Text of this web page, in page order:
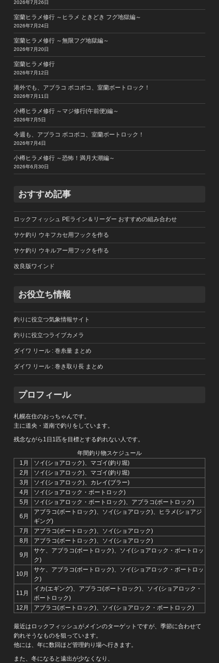
2026年7月26日
室蘭ヒラメ修行 ～ヒラメ ときどき フグ地獄編～
2026年7月24日
室蘭ヒラメ修行 ～無限フグ地獄編～
2026年7月20日
室蘭ヒラメ修行
2026年7月12日
港外でも、アブラコ ボコボコ、室蘭ボートロック！
2026年7月11日
小樽ヒラメ修行 ～マジ修行(午前便)編～
2026年7月5日
今週も、アブラコ ボコボコ、室蘭ボートロック！
2026年7月4日
小樽ヒラメ修行 ～恐怖！満月大潮編～
2026年6月30日
おすすめ記事
ロックフィッシュ PEライン＆リーダー おすすめの組み合わせ
サケ釣り ウキフカセ用フックを作る
サケ釣り ウキルアー用フックを作る
改良版ワインド
お役立ち情報
釣りに役立つ気象情報サイト
釣りに役立つライブカメラ
ダイワ リール : 巻糸量 まとめ
ダイワ リール : 巻き取り長 まとめ
プロフィール
札幌在住のおっちゃんです。
主に道央・道南で釣りをしています。
残念ながら1日1匹を目標とする釣れない人です。
年間釣り物スケジュール
1月
ソイ(ショアロック)、マゴイ(釣り堀)
2月
ソイ(ショアロック)、マゴイ(釣り堀)
3月
ソイ(ショアロック)、カレイ(ブラー)
4月
ソイ(ショアロック・ボートロック)
5月
ソイ(ショアロック・ボートロック)、アブラコ(ボートロック)
6月
アブラコ(ボートロック)、ソイ(ショアロック)、ヒラメ(ショアジ
ギング)
7月
アブラコ(ボートロック)、ソイ(ショアロック)
8月
アブラコ(ボートロック)、ソイ(ショアロック)
9月
サケ、アブラコ(ボートロック)、ソイ(ショアロック・ボートロッ
ク)
10月
サケ、アブラコ(ボートロック)、ソイ(ショアロック・ボートロッ
ク)
11月
イカ(エギング)、アブラコ(ボートロック)、ソイ(ショアロック・
ボートロック)
12月
アブラコ(ボートロック)、ソイ(ショアロック・ボートロック)
最近はロックフィッシュがメインのターゲットですが、季節に合わせて
釣れそうなものを狙っています。
他には、年に数回ほど管理釣り場へ行きます。
また、冬になると遠出が少なくなり、